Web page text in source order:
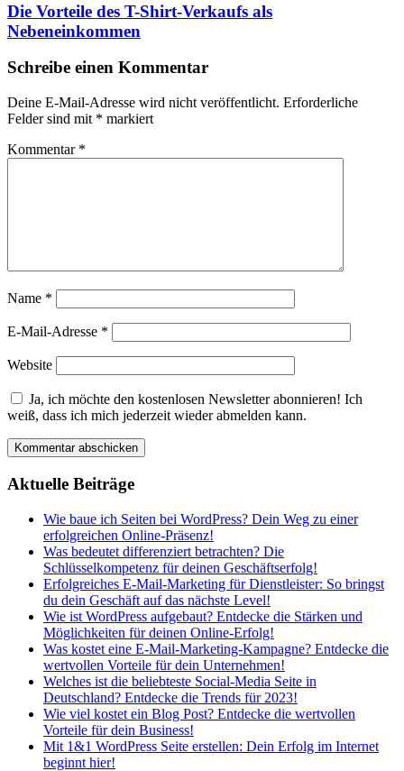
Die Vorteile des T-Shirt-Verkaufs als
Nebeneinkommen
Schreibe einen Kommentar
Deine E-Mail-Adresse wird nicht veröffentlicht. Erforderliche
Felder sind mit * markiert
Kommentar *
Name *
E-Mail-Adresse *
Website
Ja, ich möchte den kostenlosen Newsletter abonnieren! Ich
weiß, dass ich mich jederzeit wieder abmelden kann.
Aktuelle Beiträge
Wie baue ich Seiten bei WordPress? Dein Weg zu einer
erfolgreichen Online-Präsenz!
Was bedeutet differenziert betrachten? Die
Schlüsselkompetenz für deinen Geschäftserfolg!
Erfolgreiches E-Mail-Marketing für Dienstleister: So bringst
du dein Geschäft auf das nächste Level!
Wie ist WordPress aufgebaut? Entdecke die Stärken und
Möglichkeiten für deinen Online-Erfolg!
Was kostet eine E-Mail-Marketing-Kampagne? Entdecke die
wertvollen Vorteile für dein Unternehmen!
Welches ist die beliebteste Social-Media Seite in
Deutschland? Entdecke die Trends für 2023!
Wie viel kostet ein Blog Post? Entdecke die wertvollen
Vorteile für dein Business!
Mit 1&1 WordPress Seite erstellen: Dein Erfolg im Internet
beginnt hier!